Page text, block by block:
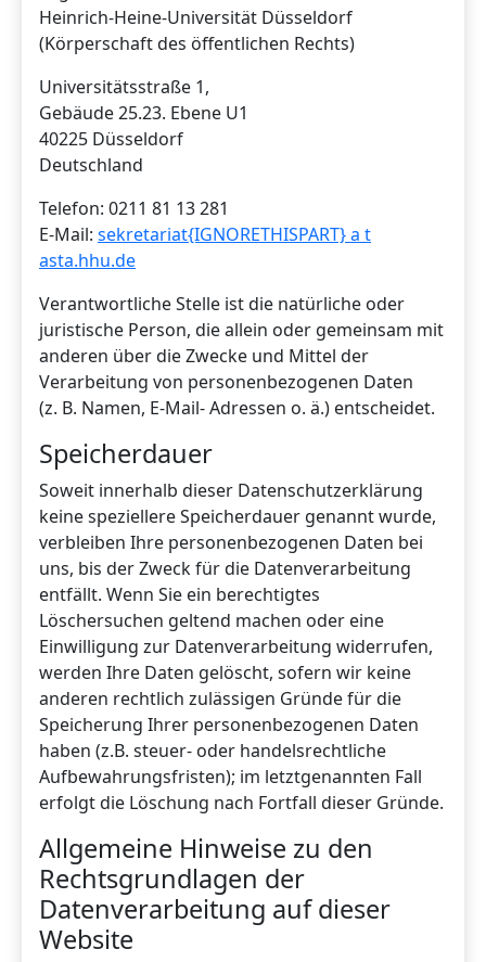
Heinrich-Heine-Universität Düsseldorf
(Körperschaft des öffentlichen Rechts)
Universitätsstraße 1,
Gebäude 25.23. Ebene U1
40225 Düsseldorf
Deutschland
Telefon: 0211 81 13 281
E-Mail: sekretariat{IGNORETHISPART} a t
asta.hhu.de
Verantwortliche Stelle ist die natürliche oder
juristische Person, die allein oder gemeinsam mit
anderen über die Zwecke und Mittel der
Verarbeitung von personenbezogenen Daten
(z. B. Namen, E-Mail- Adressen o. ä.) entscheidet.
Speicherdauer
Soweit innerhalb dieser Datenschutzerklärung
keine speziellere Speicherdauer genannt wurde,
verbleiben Ihre personenbezogenen Daten bei
uns, bis der Zweck für die Datenverarbeitung
entfällt. Wenn Sie ein berechtigtes
Löschersuchen geltend machen oder eine
Einwilligung zur Datenverarbeitung widerrufen,
werden Ihre Daten gelöscht, sofern wir keine
anderen rechtlich zulässigen Gründe für die
Speicherung Ihrer personenbezogenen Daten
haben (z.B. steuer- oder handelsrechtliche
Aufbewahrungsfristen); im letztgenannten Fall
erfolgt die Löschung nach Fortfall dieser Gründe.
Allgemeine Hinweise zu den
Rechtsgrundlagen der
Datenverarbeitung auf dieser
Website